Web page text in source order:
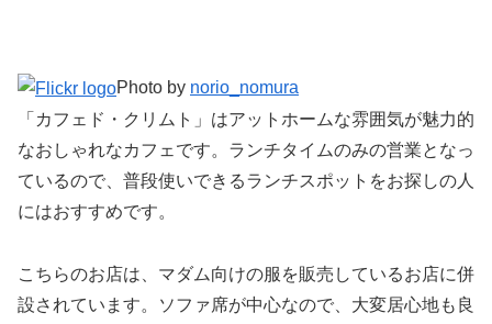
Photo by norio_nomura
「カフェド・クリムト」はアットホームな雰囲気が魅力的
なおしゃれなカフェです。ランチタイムのみの営業となっ
ているので、普段使いできるランチスポットをお探しの人
にはおすすめです。
こちらのお店は、マダム向けの服を販売しているお店に併
設されています。ソファ席が中心なので、大変居心地も良